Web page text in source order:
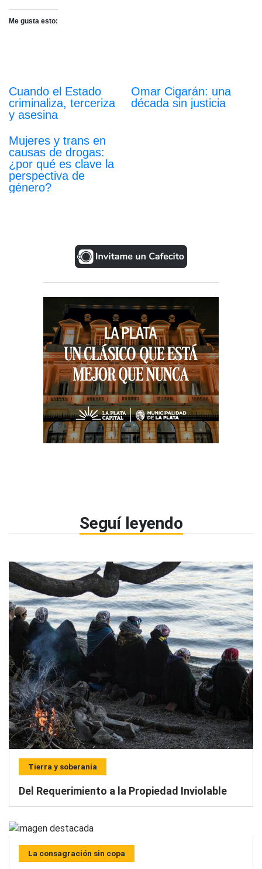
Me gusta esto:
Cuando el Estado
criminaliza, terceriza
y asesina
Omar Cigarán: una
década sin justicia
Mujeres y trans en
causas de drogas:
¿por qué es clave la
perspectiva de
género?
Seguí leyendo
Tierra y soberanía
Del Requerimiento a la Propiedad Inviolable
La consagración sin copa